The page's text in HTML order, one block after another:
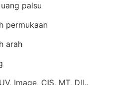
palsu
permukaan
arah
Image, CIS, MT, Dll..